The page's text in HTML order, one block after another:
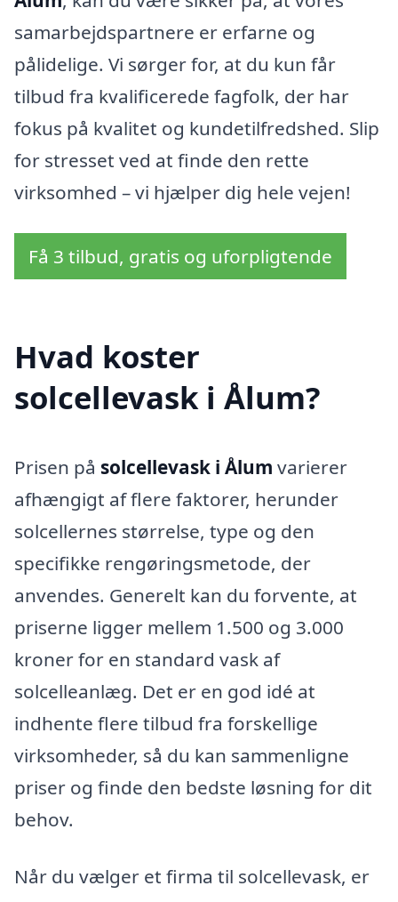
samarbejdspartnere er erfarne og
pålidelige. Vi sørger for, at du kun får
tilbud fra kvalificerede fagfolk, der har
fokus på kvalitet og kundetilfredshed. Slip
for stresset ved at finde den rette
virksomhed – vi hjælper dig hele vejen!
Få 3 tilbud, gratis og uforpligtende
Hvad koster
solcellevask i Ålum?
Prisen på solcellevask i Ålum varierer
afhængigt af flere faktorer, herunder
solcellernes størrelse, type og den
specifikke rengøringsmetode, der
anvendes. Generelt kan du forvente, at
priserne ligger mellem 1.500 og 3.000
kroner for en standard vask af
solcelleanlæg. Det er en god idé at
indhente flere tilbud fra forskellige
virksomheder, så du kan sammenligne
priser og finde den bedste løsning for dit
behov.
Når du vælger et firma til solcellevask, er